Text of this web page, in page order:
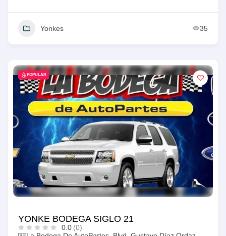
Yonkes 35
POPULAR
YONKE BODEGA SIGLO 21
0.0 (0)